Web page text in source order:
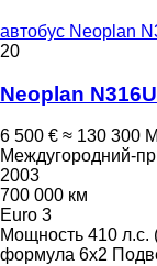
автобус Neoplan
20
Neoplan
6 500 € ≈ 130 300
Междугородний-
2003
700 000 км
Euro 3
Мощность 410 л.с.
формула 6x2